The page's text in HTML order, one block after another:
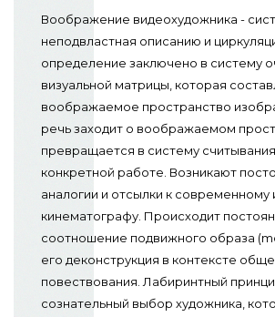
Воображение видеохудожника -
неподвластная описанию и
определение заключено в систему
визуальной матрицы, которая
воображаемое пространство
речь заходит о воображаемом
превращается в систему
конкретной работе. Возникают
аналогии и отсылки к современному
кинематографу. Происходит
соотношение подвижного образа
его деконструкция в контексте
повествования. Лабиринтный
сознательный выбор художника,